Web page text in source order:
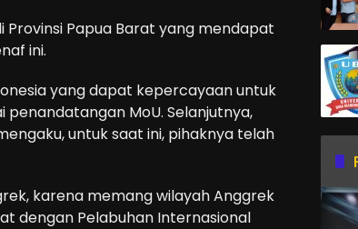
Provinsi Papua Barat yang mendapat
ini.
yang dapat kepercayaan untuk
penandatangan MoU. Selanjutnya,
untuk saat ini, pihaknya telah
karena memang wilayah Anggrek
dengan Pelabuhan Internasional